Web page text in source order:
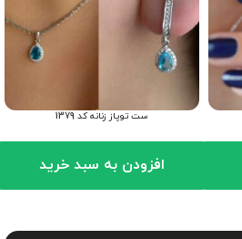
ست توپاز زنانه کد 1379
افزودن به سبد خرید